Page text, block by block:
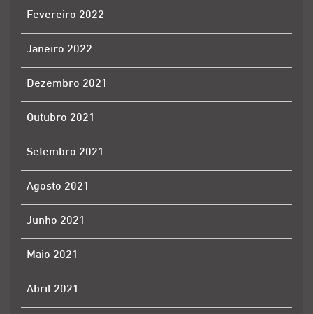
Fevereiro 2022
Janeiro 2022
Dezembro 2021
Outubro 2021
Setembro 2021
Agosto 2021
Junho 2021
Maio 2021
Abril 2021